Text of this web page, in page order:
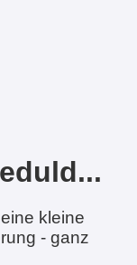
kleine
- ganz